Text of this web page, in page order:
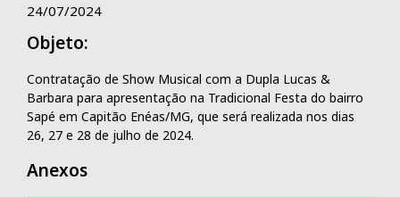
24/07/2024
Objeto:
Contratação de Show Musical com a Dupla Lucas &
Barbara para apresentação na Tradicional Festa do bairro
Sapé em Capitão Enéas/MG, que será realizada nos dias
26, 27 e 28 de julho de 2024.
Anexos